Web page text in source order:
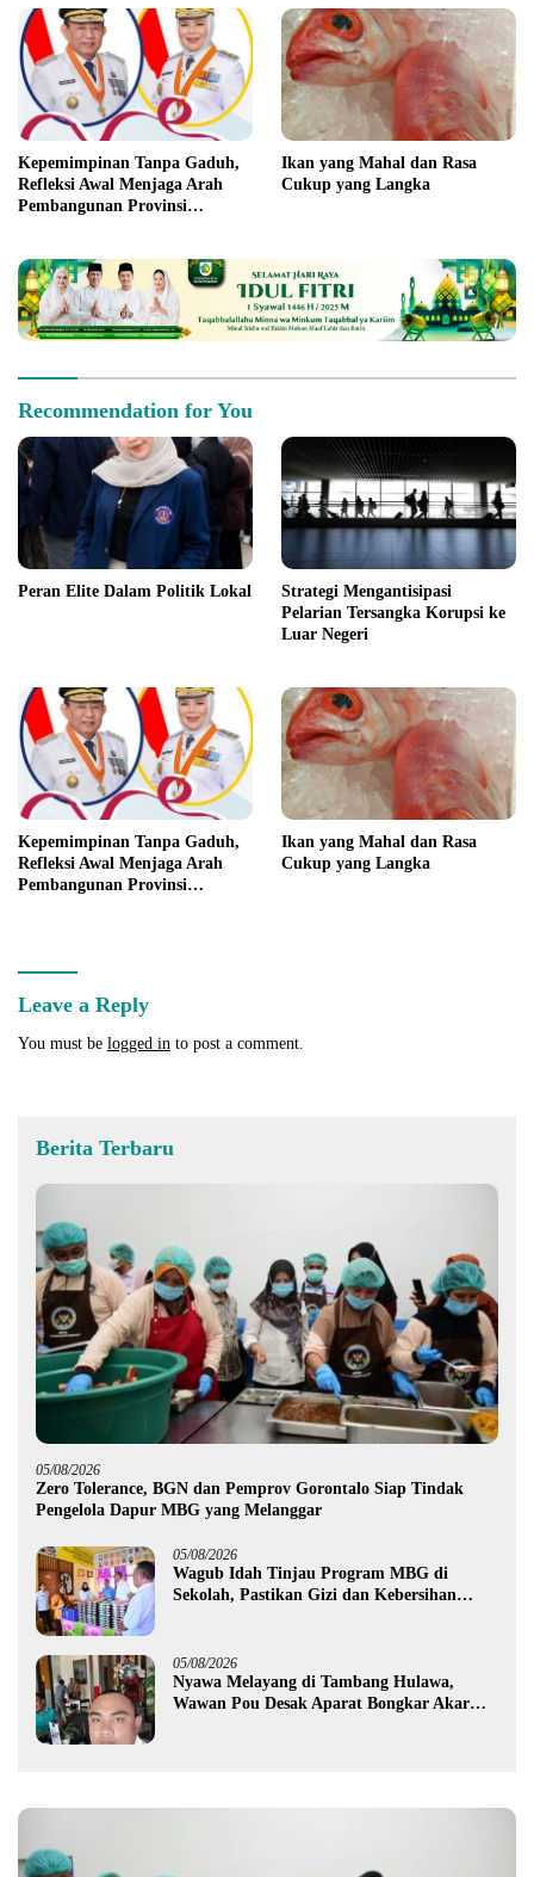
Kepemimpinan Tanpa Gaduh,
Refleksi Awal Menjaga Arah
Pembangunan Provinsi
Ikan yang Mahal dan Rasa
Cukup yang Langka
Recommendation for You
Peran Elite Dalam Politik Lokal
Strategi Mengantisipasi
Pelarian Tersangka Korupsi ke
Luar Negeri
Kepemimpinan Tanpa Gaduh,
Refleksi Awal Menjaga Arah
Pembangunan Provinsi
Ikan yang Mahal dan Rasa
Cukup yang Langka
Leave a Reply
You must be logged in to post a comment.
Berita Terbaru
05/08/2026
Zero Tolerance, BGN dan Pemprov Gorontalo Siap Tindak
Pengelola Dapur MBG yang Melanggar
05/08/2026
Wagub Idah Tinjau Program MBG di
Sekolah, Pastikan Gizi dan Kebersihan
05/08/2026
Nyawa Melayang di Tambang Hulawa,
Wawan Pou Desak Aparat Bongkar Akar